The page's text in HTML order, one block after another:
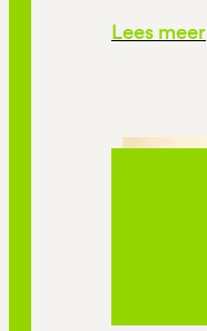
Lees meer